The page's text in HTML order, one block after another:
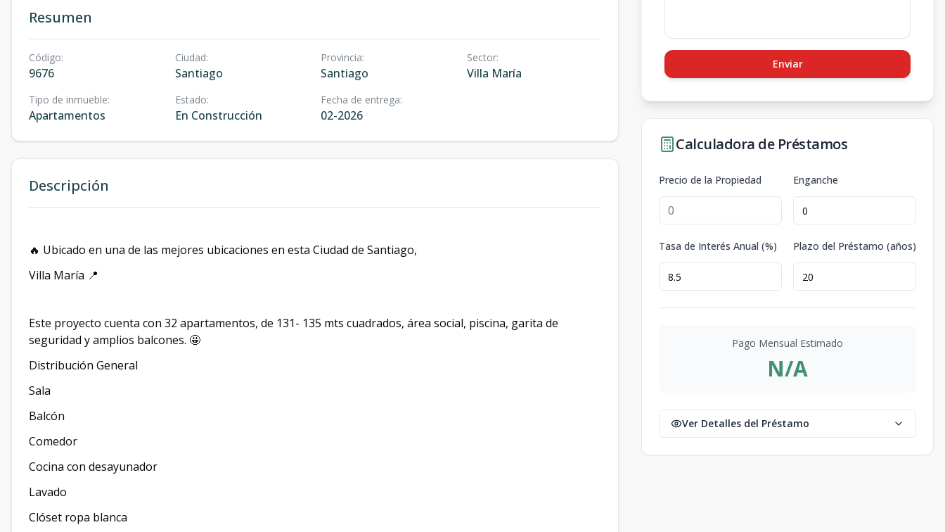
Resumen
Código:
9676
Ciudad:
Santiago
Provincia:
Santiago
Sector:
Villa María
Tipo de inmueble:
Apartamentos
Estado:
En Construcción
Fecha de entrega:
02-2026
Descripción
🔥 Ubicado en una de las mejores ubicaciones en esta Ciudad de Santiago,
Villa María 📍
Este proyecto cuenta con 32 apartamentos, de 131- 135 mts cuadrados, área social, piscina, garita de
seguridad y amplios balcones. 🤩
Distribución General
Sala
Balcón
Comedor
Cocina con desayunador
Lavado
Clóset ropa blanca
Enviar
Calculadora de Préstamos
Precio de la Propiedad Enganche
Tasa de Interés Anual (%) Plazo del Préstamo (años)
Pago Mensual Estimado
N/A
Ver Detalles del Préstamo